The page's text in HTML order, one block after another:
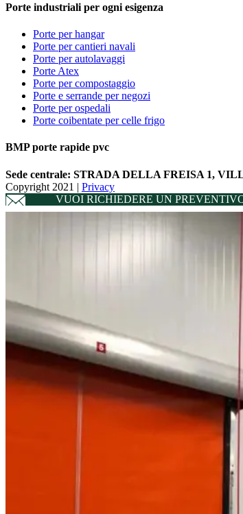
Porte industriali per ogni esigenza
Porte per hangar
Porte per cantieri navali
Porte per autolavaggi
Porte Atex
Porte per compostaggio
Porte e serrande per negozi
Porte per ospedali
Porte coibentate per celle frigo
BMP porte rapide pvc
Sede centrale: STRADA DELLA FREISA 1,
Copyright 2021 | Privacy
VUOI RICHIEDERE UN